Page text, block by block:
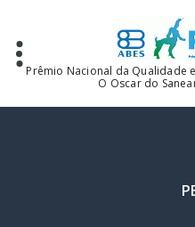
conteúdo
Prêmio Nacional da Qualidade
O Oscar do